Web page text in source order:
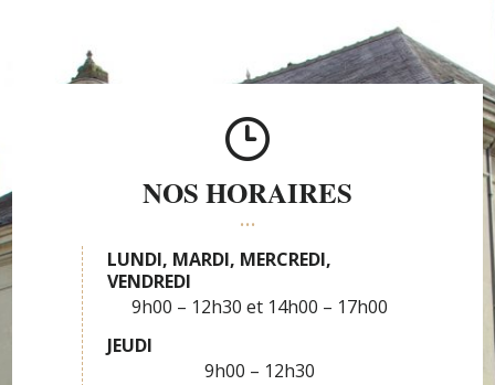
NOS HORAIRES
LUNDI, MARDI, MERCREDI,
VENDREDI
9h00 – 12h30
14h00 – 17h00
JEUDI
9h00 – 12h30